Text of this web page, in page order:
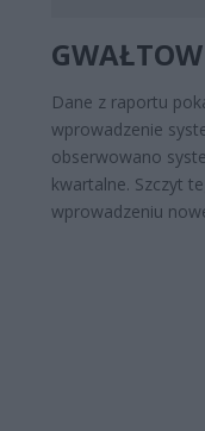
Dane z raportu
wprowadzenie
obserwowano
kwartalne. Szczyt
wprowadzeniu